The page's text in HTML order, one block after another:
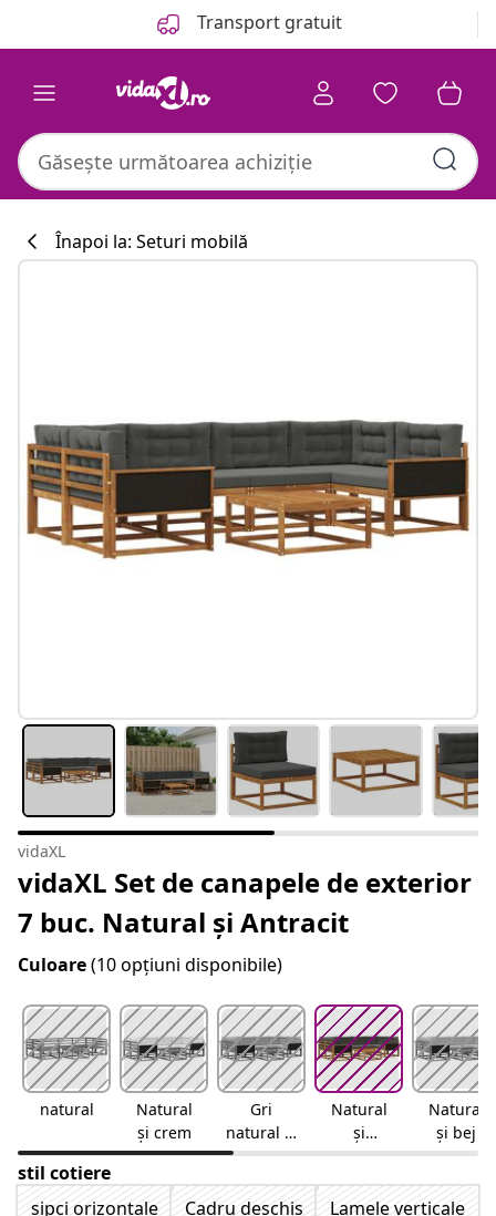
Transport gratuit
Înapoi la: Seturi mobilă
vidaXL
vidaXL Set de canapele de exterior
7 buc. Natural și Antracit
Culoare(10 opțiuni disponibile)
natural
Natural
și crem
Gri
natural și
deschis
Natural
și
antracit
Natural
și bej
stil cotiere
șipci orizontale
Cadru deschis
Lamele verticale